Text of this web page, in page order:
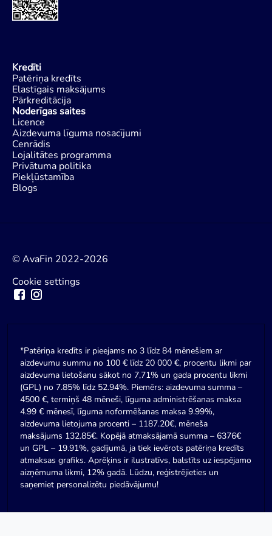
Kredīti
Patēriņa kredīts
Elastīgais maksājums
Pārkreditācija
Noderīgas saites
Licence
Aizdevuma līguma nosacījumi
Cenrādis
Lojalitātes programma
Privātuma politika
Piekļūstamība
Blogs
© AvaFin 2022-2026
Cookie settings
*Patēriņa kredīts ir pieejams no 3 līdz 84 mēnešiem ar
aizdevumu summu no 100 € līdz 20 000 €, procentu likmi par
aizdevuma lietošanu sākot no 7,71% un gada procentu likmi
(GPL) no 7.85% līdz 52.94%. Piemērs: aizdevuma summa –
4500 €, termiņš 48 mēneši, līguma administrēšanas maksa
4.99 € mēnesī, līguma noformēšanas maksa 9.99%,
aizdevuma lietojuma procenti – 1187.20€, mēneša
maksājums 132.85€. Kopējā atmaksājamā summa – 6376€
un GPL – 19.91%, gadījumā, ja tiek ievērots patēriņa kredīts
atmaksas grafiks. Aprēķins ir ilustratīvs, balstīts uz iespējamo
aizņēmuma likmi, 12% gadā. Lūdzu, reģistrējieties un
saņemiet personalizētu piedāvājumu!